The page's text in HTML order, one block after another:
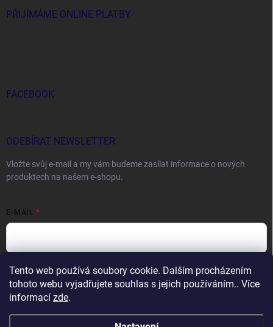
Tento web používá soubory cookie. Dalším procházením
tohoto webu vyjadřujete souhlas s jejich používáním.. Více
informací zde.
PŘIJÍMÁME ONLINE PLATBY
FACEBOOK
ODEBÍRAT NEWSLETTER
Vložte svůj e-mail a my vám budeme zasílat informace o nových
produktech na našem e-shopu.
E-MAIL
Vložením e-mailu souhlasíte spodmínkami ochrany osobních údajů
Přihlásit se